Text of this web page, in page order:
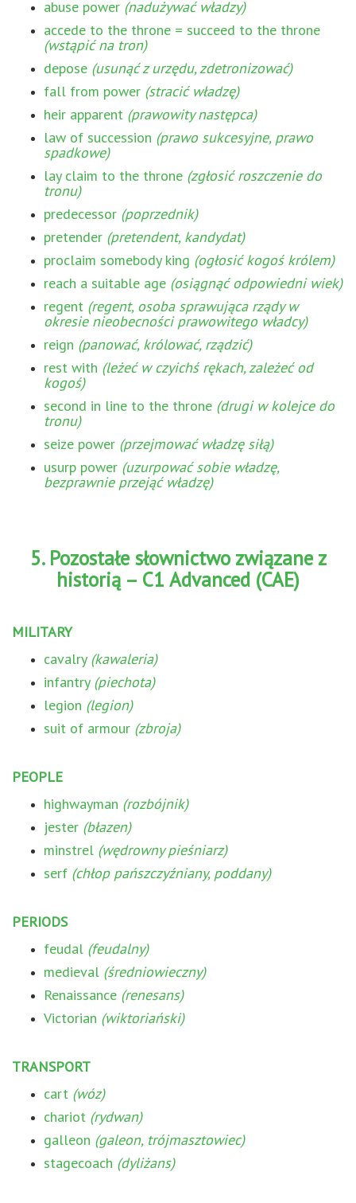
abuse power (nadużywać władzy)
accede to the throne = succeed to the throne
(wstąpić na tron)
depose (usunąć z urzędu, zdetronizować)
fall from power (stracić władzę)
heir apparent (prawowity następca)
law of succession (prawo sukcesyjne, prawo
spadkowe)
lay claim to the throne (zgłosić roszczenie do
tronu)
predecessor (poprzednik)
pretender (pretendent, kandydat)
proclaim somebody king (ogłosić kogoś królem)
reach a suitable age (osiągnąć odpowiedni wiek)
regent (regent, osoba sprawująca rządy w
okresie nieobecności prawowitego władcy)
reign (panować, królować, rządzić)
rest with (leżeć w czyichś rękach, zależeć od
kogoś)
second in line to the throne (drugi w kolejce do
tronu)
seize power (przejmować władzę siłą)
usurp power (uzurpować sobie władzę,
bezprawnie przejąć władzę)
5. Pozostałe słownictwo związane z
historią – C1 Advanced (CAE)
MILITARY
cavalry (kawaleria)
infantry (piechota)
legion (legion)
suit of armour (zbroja)
PEOPLE
highwayman (rozbójnik)
jester (błazen)
minstrel (wędrowny pieśniarz)
serf (chłop pańszczyźniany, poddany)
PERIODS
feudal (feudalny)
medieval (średniowieczny)
Renaissance (renesans)
Victorian (wiktoriański)
TRANSPORT
cart (wóz)
chariot (rydwan)
galleon (galeon, trójmasztowiec)
stagecoach (dyliżans)